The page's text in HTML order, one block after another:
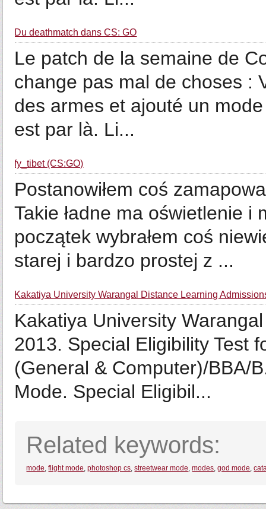
Du deathmatch dans CS: GO
Le patch de la semaine de
change pas mal de choses :
des armes et ajouté un
est par là. Li...
fy_tibet (CS:GO)
Postanowiłem coś
Takie ładne ma oświetlenie
początek wybrałem coś
starej i bardzo prostej z ...
Kakatiya University Warangal Distance Learning
Kakatiya University
2013. Special Eligibility Test
(General & Computer)/BBA/
Mode. Special Eligibil...
Related keywords:
mode,flight mode,photoshop cs,streetwear mode,modes,god mode,